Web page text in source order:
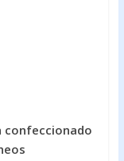
confeccionado